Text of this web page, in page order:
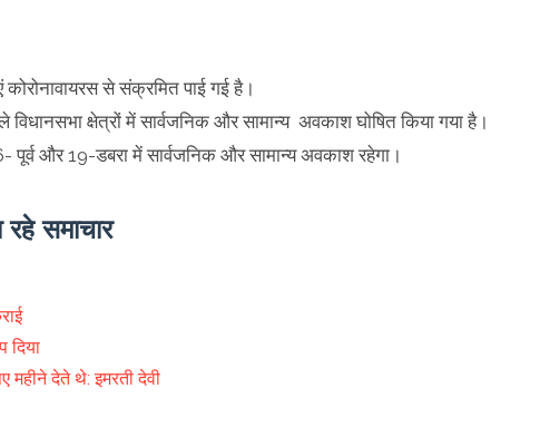
कोरोनावायरस से संक्रमित पाई गई है।
क्षेत्रों में सार्वजनिक और सामान्य अवकाश घोषित किया गया है।
पूर्व और 19-डबरा में सार्वजनिक और सामान्य अवकाश रहेगा।
समाचार
दिया
देते थे: इमरती देवी